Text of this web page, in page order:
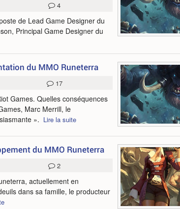
4
de Lead Game Designer du
Principal Game Designer du
du MMO Runeterra
17
Games. Quelles conséquences
Marc Merrill, le
». Lire la suite
du MMO Runeterra
2
actuellement en
dans sa famille, le producteur